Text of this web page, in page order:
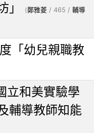
(鄭雅菱 / 465 / 輔導
「幼兒親職教
立和美實驗學
輔導教師知能